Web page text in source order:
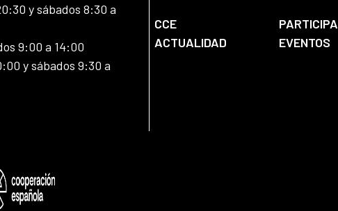
y sábados 8:30 a
9:00 a 14:00
y sábados 9:30 a
CCE PARTICIPA
ACTUALIDAD
EVENTOS